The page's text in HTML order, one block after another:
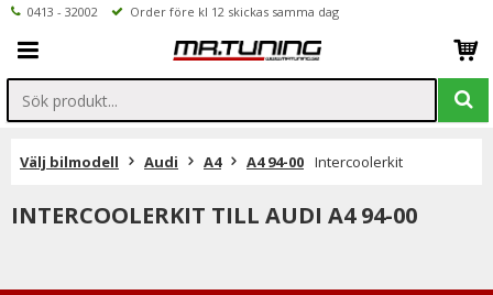
0413 - 32002 Order före kl 12 skickas samma dag
Välj bilmodell Audi A4 A4 94-00 Intercoolerkit
INTERCOOLERKIT TILL AUDI A4 94-00